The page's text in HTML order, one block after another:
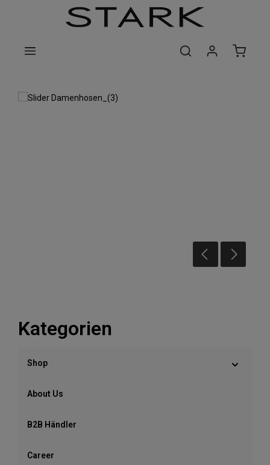
Zum Hauptinhalt springen
Bildergalerie überspringen
Kategorien
Shop
About Us
B2B Händler
Career